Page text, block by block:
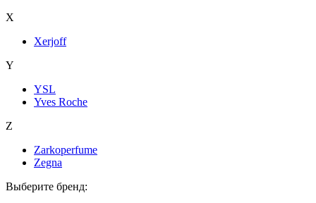
X
Xerjoff
Y
YSL
Yves Roche
Z
Zarkoperfume
Zegna
Выберите бренд: